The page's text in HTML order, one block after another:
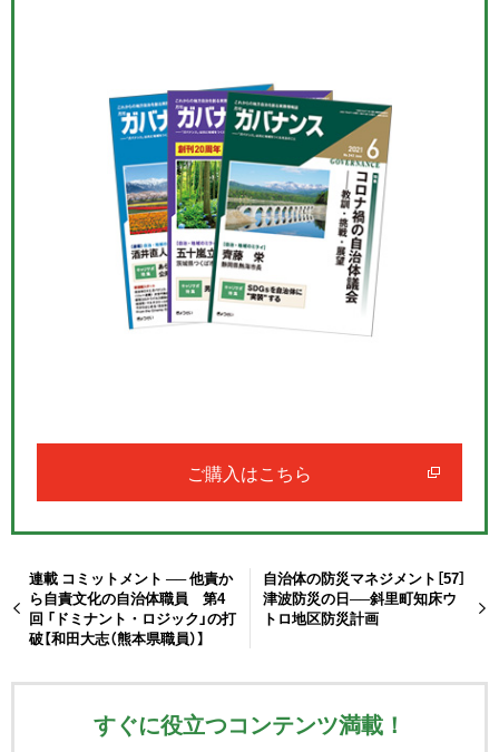
ご購入はこちら
連載 コミットメント ── 他責か
ら自責文化の自治体職員 第4
回 「ドミナント・ロジック」の打
破【和田大志（熊本県職員）】
自治体の防災マネジメント［57］
津波防災の日──斜里町知床ウ
トロ地区防災計画
すぐに役立つコンテンツ満載！